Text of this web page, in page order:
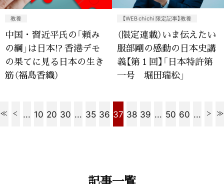
教養
中国・習近平氏の「頼み
の綱」は日本!? 香港デモ
の果てに見る日本の生き
筋（福島香織）
【WEB chichi 限定記事】教養
（限定連載）いま伝えたい
服部剛の感動の日本史講
義【第１回】「日本特許第
一号 堀田瑞松」
... 10 20 30 ... 35 36 37 38 39 ... 50 60 ...
記事一覧